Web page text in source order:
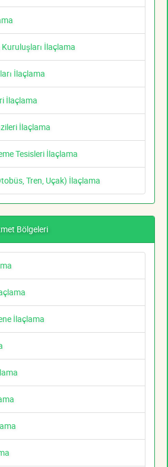
İlaçlama
İlaçlama
İlaçlama
İlaçlama
Tesisleri İlaçlama
Tren, Uçak) İlaçlama
Bölgeleri
İlaçlama